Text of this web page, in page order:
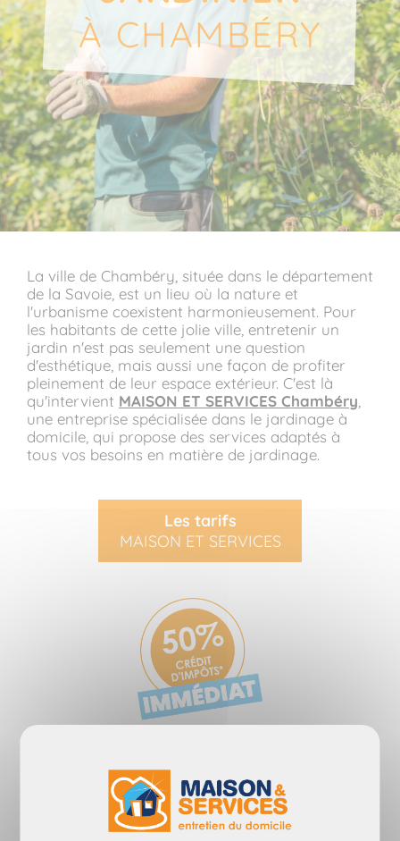
À CHAMBÉRY
La ville de Chambéry, située dans le département
de la Savoie, est un lieu où la nature et
l'urbanisme coexistent harmonieusement. Pour
les habitants de cette jolie ville, entretenir un
jardin n'est pas seulement une question
d'esthétique, mais aussi une façon de profiter
pleinement de leur espace extérieur. C'est là
qu'intervient MAISON ET SERVICES Chambéry
une entreprise spécialisée dans le jardinage à
domicile, qui propose des services adaptés à
tous vos besoins en matière de jardinage.
Les tarifs
MAISON ET SERVICES
Un service de jardinage